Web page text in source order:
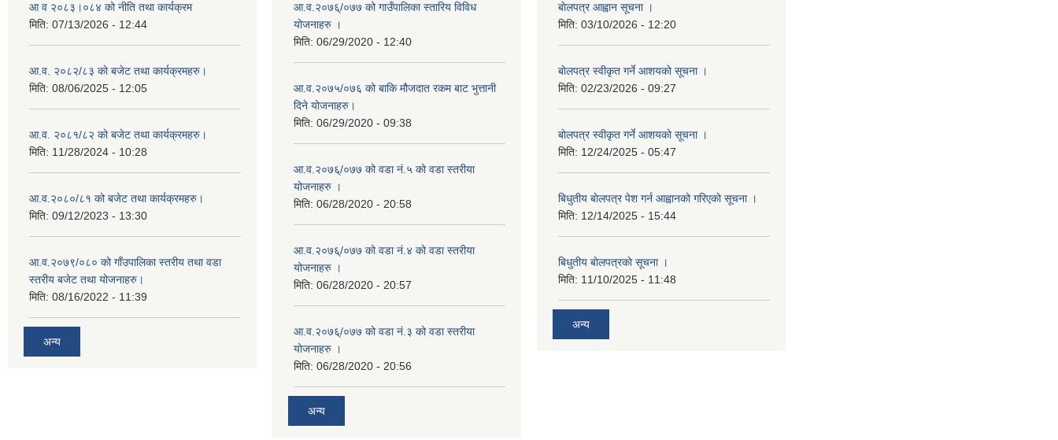
आ व २०८३।०८४ को नीति तथा कार्यक्रम
मिति: 07/13/2026 - 12:44
आ.व. २०८२/८३ को बजेट तथा कार्यक्रमहरु।
मिति: 08/06/2025 - 12:05
आ.व. २०८१/८२ को बजेट तथा कार्यक्रमहरु।
मिति: 11/28/2024 - 10:28
आ.व.२०८०/८१ को बजेट तथा कार्यक्रमहरु।
मिति: 09/12/2023 - 13:30
आ.व.२०७९/०८० को गाँउपालिका स्तरीय तथा वडा
स्तरीय बजेट तथा योजनाहरु।
मिति: 08/16/2022 - 11:39
अन्य
आ.व.२०७६्/०७७ को गाउँपालिका स्तारिय विविध
योजनाहरु ।
मिति: 06/29/2020 - 12:40
आ.व.२०७५/०७६ को बाकि मौजदात रकम बाट भुत्तानी
दिने योजनाहरु।
मिति: 06/29/2020 - 09:38
आ.व.२०७६्/०७७ को वडा नं.५ को वडा स्तरीया
योजनाहरु ।
मिति: 06/28/2020 - 20:58
आ.व.२०७६्/०७७ को वडा नं.४ को वडा स्तरीया
योजनाहरु ।
मिति: 06/28/2020 - 20:57
आ.व.२०७६्/०७७ को वडा नं.३ को वडा स्तरीया
योजनाहरु ।
मिति: 06/28/2020 - 20:56
अन्य
बाेलपत्र आह्वान सूचना ।
मिति: 03/10/2026 - 12:20
बाेलपत्र स्वीकृत गर्ने आशयकाे सूचना ।
मिति: 02/23/2026 - 09:27
बाेलपत्र स्वीकृत गर्ने आशयकाे सूचना ।
मिति: 12/24/2025 - 05:47
बिधुतीय बाेलपत्र पेश गर्न आह्वानको गरिएकाे सूचना ।
मिति: 12/14/2025 - 15:44
बिधुतीय बाेलपत्रकाे सूचना ।
मिति: 11/10/2025 - 11:48
अन्य